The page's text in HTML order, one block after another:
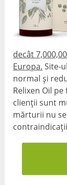
decât
Europa. Site-
normal și
Relixen Oil
clienții sunt
mărturii nu